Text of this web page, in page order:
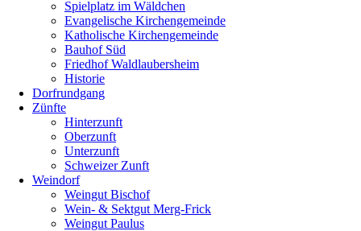
Spielplatz im Wäldchen
Evangelische Kirchengemeinde
Katholische Kirchengemeinde
Bauhof Süd
Friedhof Waldlaubersheim
Historie
Dorfrundgang
Zünfte
Hinterzunft
Oberzunft
Unterzunft
Schweizer Zunft
Weindorf
Weingut Bischof
Wein- & Sektgut Merg-Frick
Weingut Paulus